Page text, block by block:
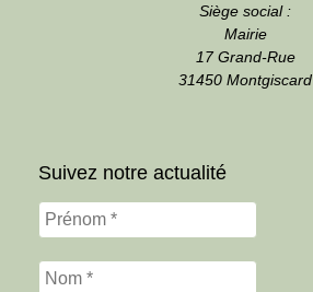
Siège social :
Mairie
17 Grand-Rue
31450 Montgiscard
Suivez notre actualité